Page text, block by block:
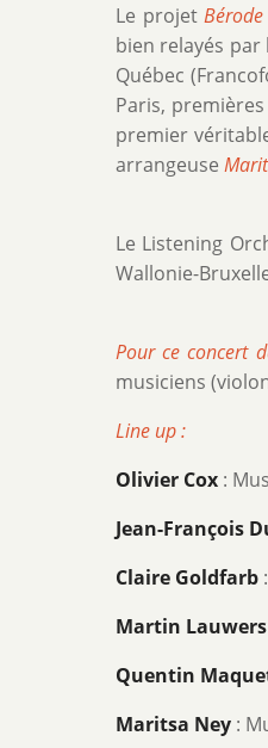
Le projetBérode
bien relayés par
Québec
Paris,
premier
arrangeuse
Le Listening
Wallonie-
Pour ce concert
musiciens
Line up :
Olivier Cox :
Jean-François
Claire Goldfarb
Martin Lauwers
Quentin
Maritsa Ney :